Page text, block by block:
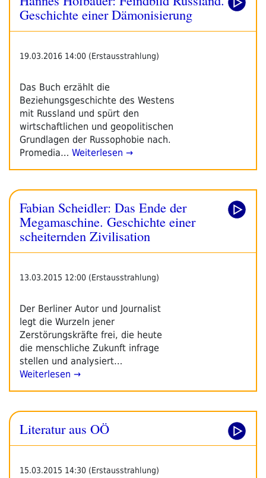
Geschichte einer Dämonisierung
19.03.2016 14:00 (Erstausstrahlung)
Das Buch erzählt die
Beziehungsgeschichte des Westens
mit Russland und spürt den
wirtschaftlichen und geopolitischen
Grundlagen der Russophobie nach.
Promedia… Weiterlesen →
Fabian Scheidler: Das Ende der
Megamaschine. Geschichte einer
scheiternden Zivilisation
13.03.2015 12:00 (Erstausstrahlung)
Der Berliner Autor und Journalist
legt die Wurzeln jener
Zerstörungskräfte frei, die heute
die menschliche Zukunft infrage
stellen und analysiert…
Weiterlesen →
Literatur aus OÖ
15.03.2015 14:30 (Erstausstrahlung)